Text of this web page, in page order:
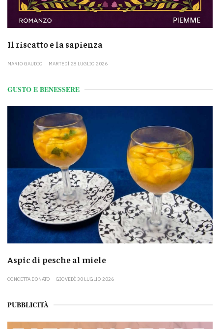
Il riscatto e la sapienza
MARIO GAUDIO MARTEDÌ 28 LUGLIO 2026
GUSTO E BENESSERE
Aspic di pesche al miele
CONCETTA DONATO GIOVEDÌ 30 LUGLIO 2026
PUBBLICITÀ